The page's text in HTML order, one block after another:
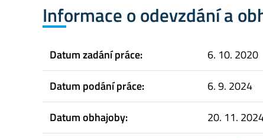
Informace o odevzdání a
Datum zadání práce:
6. 10. 2020
Datum podání práce:
6. 9. 2024
Datum obhajoby:
20. 11.